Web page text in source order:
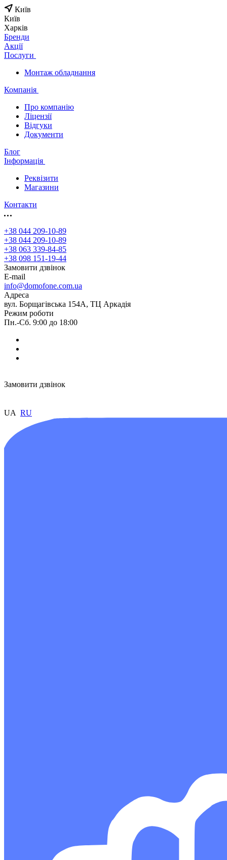
Київ
Київ
Харків
Бренди
Акції
Послуги
Монтаж обладнання
Компанія
Про компанію
Ліцензії
Відгуки
Документи
Блог
Інформація
Реквізити
Магазини
Контакти
+38 044 209-10-89
+38 044 209-10-89
+38 063 339-84-85
+38 098 151-19-44
Замовити дзвінок
E-mail
info@domofone.com.ua
Адреса
вул. Борщагівська 154А, ТЦ Аркадія
Режим роботи
Пн.-Сб. 9:00 до 18:00
Замовити дзвінок
UA RU